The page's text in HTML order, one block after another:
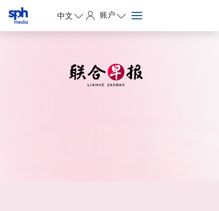
中文 账户